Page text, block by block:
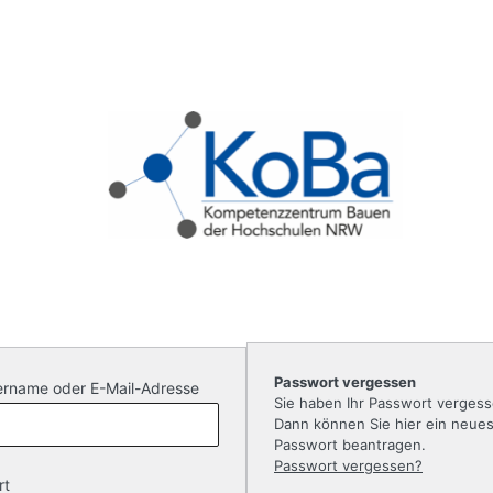
oder E-Mail-Adresse
Passwort vergessen
Sie haben Ihr Passwort
Dann können Sie hier ein neues
Passwort beantragen.
Passwort vergessen?